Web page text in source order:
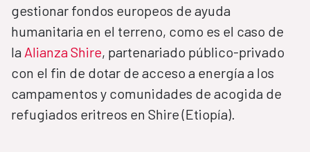
gestionar fondos europeos de ayuda
humanitaria en el terreno, como es el caso de
la Alianza Shire, partenariado público-privado
con el fin de dotar de acceso a energía a los
campamentos y comunidades de acogida de
refugiados eritreos en Shire (Etiopía).